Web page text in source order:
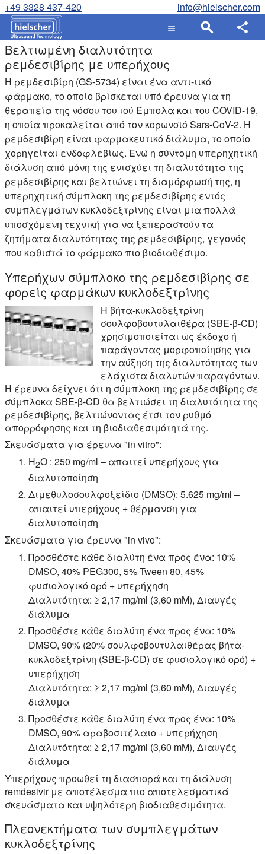
+49 3328 437-420 info@hielscher.com
Βελτιωμένη διαλυτότητα
ρεμδεσιβίρης με υπερήχους
Η ρεμδεσιβίρη (GS-5734) είναι ένα αντι-ιικό
φάρμακο, το οποίο βρίσκεται υπό έρευνα για τη
θεραπεία της νόσου του ιού Έμπολα και του COVID-19,
η οποία προκαλείται από τον κορωνοϊό Sars-CoV-2. Η
ρεμδεσιβίρη είναι φαρμακευτικό διάλυμα, το οποίο
χορηγείται ενδοφλεβίως. Ενώ η σύντομη υπερηχητική
διάλυση από μόνη της ενισχύει τη διαλυτότητα της
ρεμδεσιβίρης και βελτιώνει τη διαμόρφωσή της, η
υπερηχητική σύμπλοκη της ρεμδεσιβίρης εντός
συμπλεγμάτων κυκλοδεξτρίνης είναι μια πολλά
υποσχόμενη τεχνική για να ξεπεραστούν τα
ζητήματα διαλυτότητας της ρεμδεσιβίρης, γεγονός
που καθιστά το φάρμακο πιο βιοδιαθέσιμο.
Υπερήχων σύμπλοκο της ρεμδεσιβίρης σε
φορείς φαρμάκων κυκλοδεξτρίνης
Η βήτα-κυκλοδεξτρίνη
σουλφοβουτυλαιθέρα (SBE-β-CD)
χρησιμοποιείται ως έκδοχο ή
παράγοντας μορφοποίησης για
την αύξηση της διαλυτότητας των
ελάχιστα διαλυτών παραγόντων.
Η έρευνα δείχνει ότι η σύμπλοκη της ρεμδεσιβίρης σε
σύμπλοκα SBE-β-CD θα βελτιώσει τη διαλυτότητα της
ρεμδεσιβίρης, βελτιώνοντας έτσι τον ρυθμό
απορρόφησης και τη βιοδιαθεσιμότητά της.
Σκευάσματα για έρευνα "in vitro":
H2O : 250 mg/ml – απαιτεί υπερήχους για
διαλυτοποίηση
Διμεθυλοσουλφοξείδιο (DMSO): 5.625 mg/ml –
απαιτεί υπερήχους + θέρμανση για
διαλυτοποίηση
Σκευάσματα για έρευνα "in vivo":
Προσθέστε κάθε διαλύτη ένα προς ένα: 10%
DMSO, 40% PEG300, 5% Tween 80, 45%
φυσιολογικό ορό + υπερήχηση
Διαλυτότητα: ≥ 2,17 mg/ml (3,60 mM), Διαυγές
διάλυμα
Προσθέστε κάθε διαλύτη ένα προς ένα: 10%
DMSO, 90% (20% σουλφοβουτυλαιθέρας βήτα-
κυκλοδεξτρίνη (SBE-β-CD) σε φυσιολογικό ορό) +
υπερήχηση
Διαλυτότητα: ≥ 2,17 mg/ml (3,60 mM), Διαυγές
διάλυμα
Προσθέστε κάθε διαλύτη ένα προς ένα: 10%
DMSO, 90% αραβοσιτέλαιο + υπερήχηση
Διαλυτότητα: ≥ 2,17 mg/ml (3,60 mM), Διαυγές
διάλυμα
Υπερήχους προωθεί τη διασπορά και τη διάλυση
remdesivir με αποτέλεσμα πιο αποτελεσματικά
σκευάσματα και υψηλότερη βιοδιαθεσιμότητα.
Πλεονεκτήματα των συμπλεγμάτων
κυκλοδεξτρίνης